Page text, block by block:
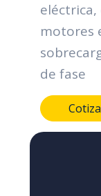
motores
de fase